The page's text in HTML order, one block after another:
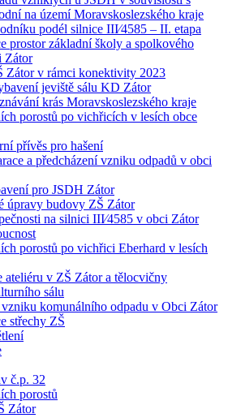
na území Moravskoslezského kraje
podél silnice III⁄4585 – II. etapa
prostor základní školy a spolkového
Zátor
Zátor v rámci konektivity 2023
jeviště sálu KD Zátor
krás Moravskoslezského kraje
porostů po vichřicích v lesích obce
přívěs pro hašení
a předcházení vzniku odpadů v obci
pro JSDH Zátor
úpravy budovy ZŠ Zátor
na silnici III⁄4585 v obci Zátor
porostů po vichřici Eberhard v lesích
ateliéru v ZŠ Zátor a tělocvičny
sálu
vzniku komunálního odpadu v Obci Zátor
střechy ZŠ
č.p. 32
porostů
Zátor